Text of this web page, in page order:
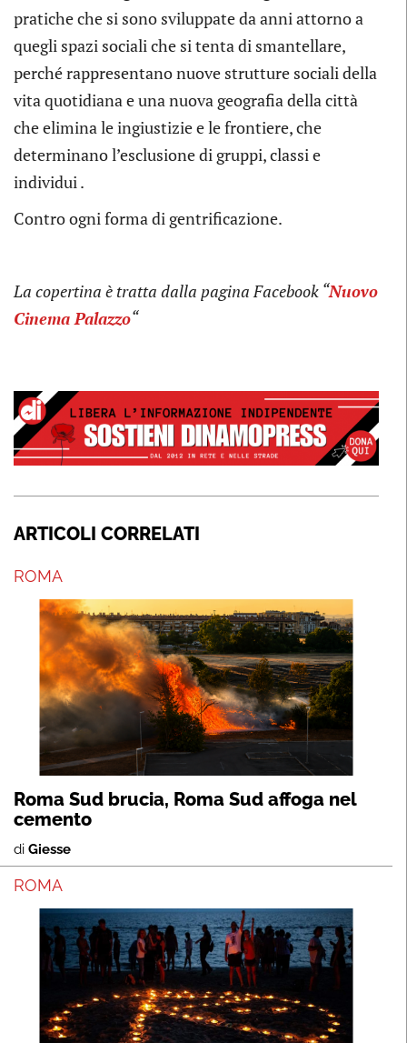
pratiche che si sono sviluppate da anni attorno a
quegli spazi sociali che si tenta di smantellare,
perché rappresentano nuove strutture sociali della
vita quotidiana e una nuova geografia della città
che elimina le ingiustizie e le frontiere, che
determinano l’esclusione di gruppi, classi e
individui .
Contro ogni forma di gentrificazione.
La copertina è tratta dalla pagina Facebook “Nuovo
Cinema Palazzo“
ARTICOLI CORRELATI
ROMA
Roma Sud brucia, Roma Sud affoga nel
cemento
di Giesse
ROMA